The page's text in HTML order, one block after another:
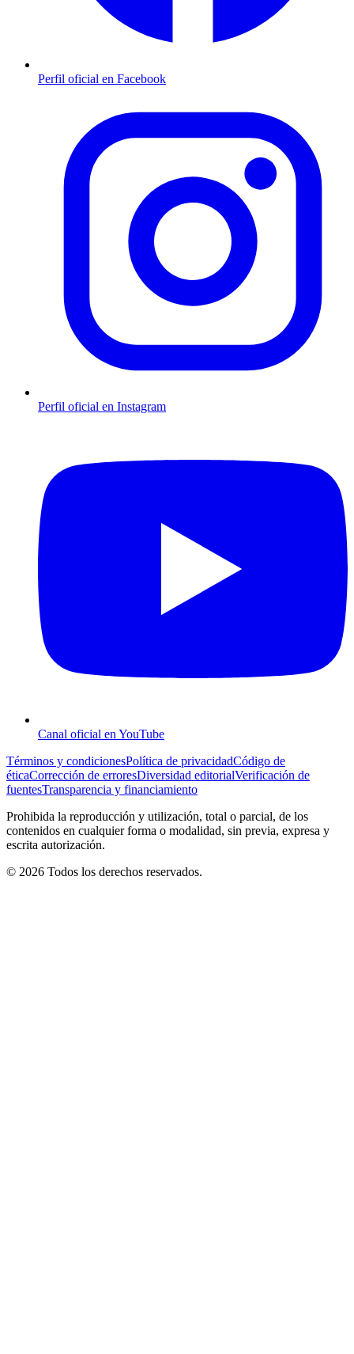
Perfil oficial en Facebook
Perfil oficial en Instagram
Canal oficial en YouTube
Términos y condicionesPolítica de privacidadCódigo de
éticaCorrección de erroresDiversidad editorialVerificación de
fuentesTransparencia y financiamiento
Prohibida la reproducción y utilización, total o parcial, de los
contenidos en cualquier forma o modalidad, sin previa, expresa y
escrita autorización.
© 2026 Todos los derechos reservados.